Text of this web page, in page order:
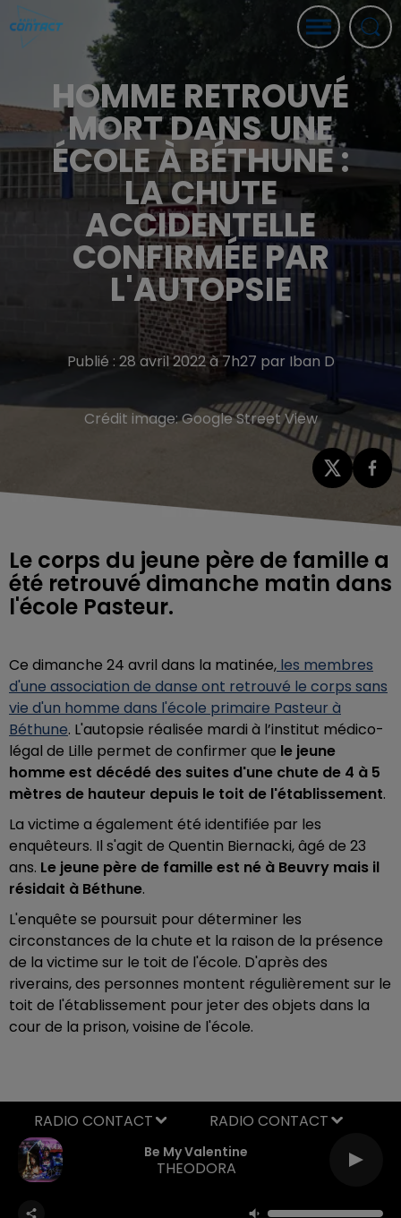
HOMME RETROUVÉ
MORT DANS UNE
ÉCOLE À BÉTHUNE :
LA CHUTE
ACCIDENTELLE
CONFIRMÉE PAR
L'AUTOPSIE
Publié : 28 avril 2022 à 7h27 par Iban D
Crédit image:Google Street View
Le corps du jeune père de famille a
été retrouvé dimanche matin dans
l'école Pasteur.
Ce dimanche 24 avril dans la matinée, les membres
d'une association de danse ont retrouvé le corps sans
vie d'un homme dans l'école primaire Pasteur à
Béthune. L'autopsie réalisée mardi à l’institut médico-
légal de Lille permet de confirmer que le jeune
homme est décédé des suites d'une chute de 4 à 5
mètres de hauteur depuis le toit de l'établissement.
La victime a également été identifiée par les
enquêteurs. Il s'agit de Quentin Biernacki, âgé de 23
ans. Le jeune père de famille est né à Beuvry mais il
résidait à Béthune.
L'enquête se poursuit pour déterminer les
circonstances de la chute et la raison de la présence
de la victime sur le toit de l'école. D'après des
riverains, des personnes montent régulièrement sur le
toit de l'établissement pour jeter des objets dans la
cour de la prison, voisine de l'école.
Be My Valentine
THEODORA
RADIO CONTACT